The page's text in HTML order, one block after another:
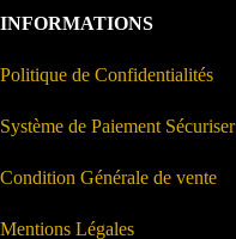
INFORMATIONS
Politique de Confidentialités
Système de Paiement Sécuriser
Condition Générale de vente
Mentions Légales